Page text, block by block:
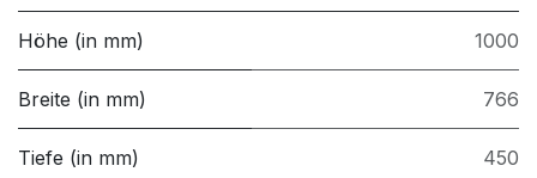
Höhe (in mm) 1000
Breite (in mm) 766
Tiefe (in mm) 450